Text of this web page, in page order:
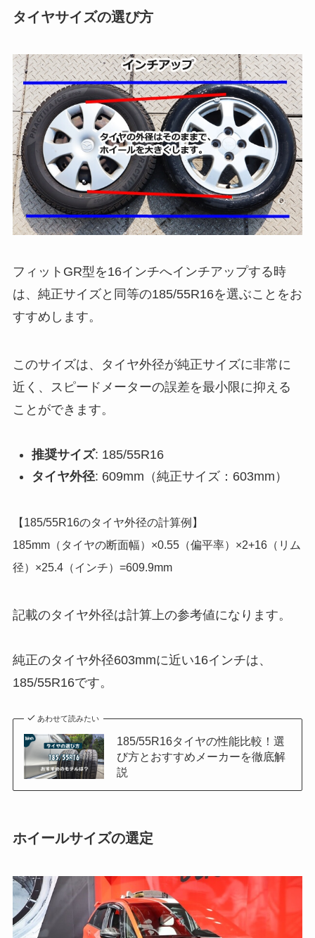
タイヤサイズの選び方
フィットGR型を16インチへインチアップする時
は、純正サイズと同等の185/55R16を選ぶことをお
すすめします。
このサイズは、タイヤ外径が純正サイズに非常に
近く、スピードメーターの誤差を最小限に抑える
ことができます。
推奨サイズ: 185/55R16
タイヤ外径: 609mm（純正サイズ：603mm）
【185/55R16のタイヤ外径の計算例】
185mm（タイヤの断面幅）×0.55（偏平率）×2+16（リム
径）×25.4（インチ）=609.9mm
記載のタイヤ外径は計算上の参考値になります。
純正のタイヤ外径603mmに近い16インチは、
185/55R16です。
あわせて読みたい
185/55R16タイヤの性能比較！選
び方とおすすめメーカーを徹底解
説
ホイールサイズの選定